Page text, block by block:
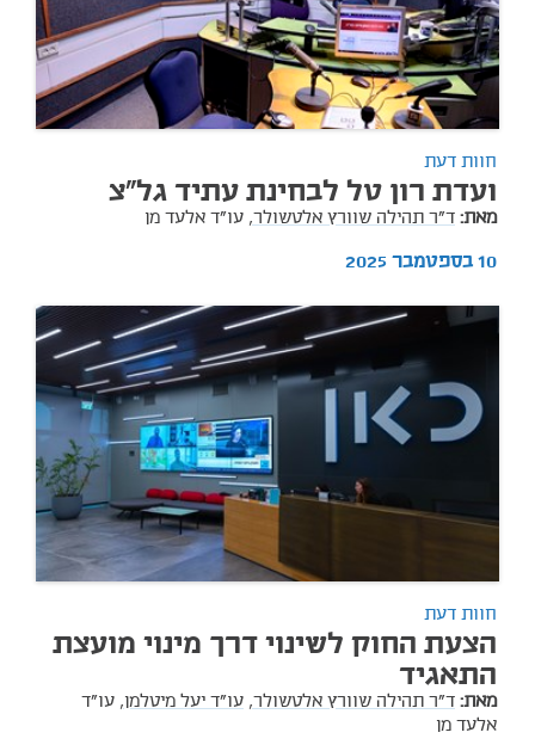
חוות דעת
ועדת רון טל לבחינת עתיד גל"צ
מאת: ד"ר תהילה שוורץ אלטשולר, עו"ד אלעד מן
10 בספטמבר 2025
חוות דעת
הצעת החוק לשינוי דרך מינוי מועצת
התאגיד
מאת: ד"ר תהילה שוורץ אלטשולר, עו"ד יעל מיטלמן, עו"ד
אלעד מן